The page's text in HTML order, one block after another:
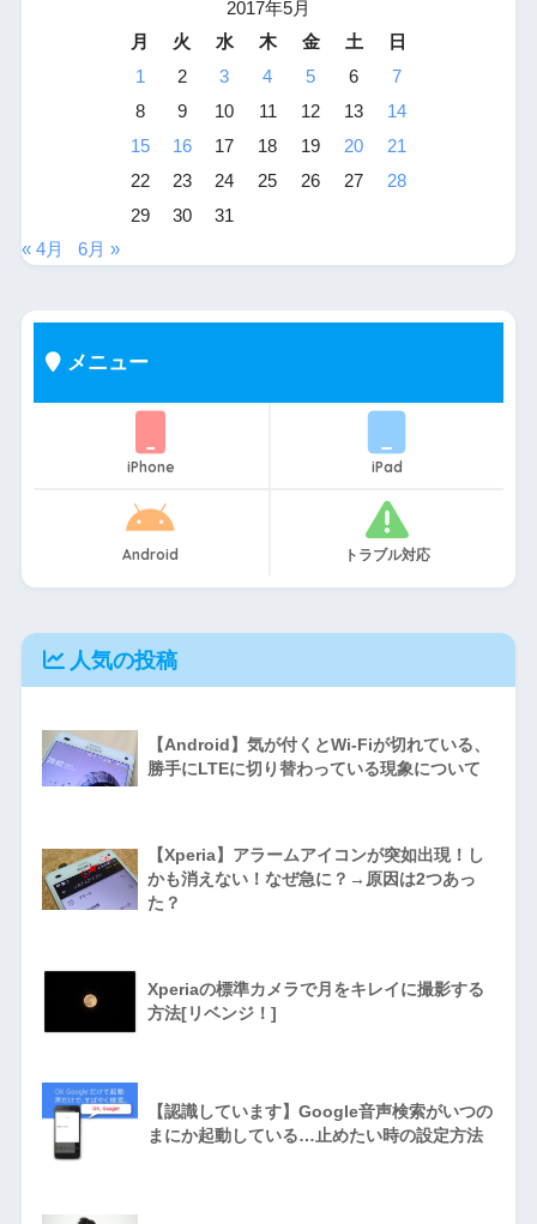
2017年5月
月
火 水 木 金 土
日
1
2 3 4 5 6
7
8
9 10 11 12 13
14
15
16 17 18 19 20
21
22
23 24 25 26 27
28
29
30
31
« 4月
6月 »
メニュー
iPhone iPad
Android トラブル対応
人気の投稿
【Android】気が付くとWi-Fiが切れている、
勝手にLTEに切り替わっている現象について
【Xperia】アラームアイコンが突如出現！し
かも消えない！なぜ急に？→原因は2つあっ
た？
Xperiaの標準カメラで月をキレイに撮影する
方法[リベンジ！]
【認識しています】Google音声検索がいつの
まにか起動している…止めたい時の設定方法